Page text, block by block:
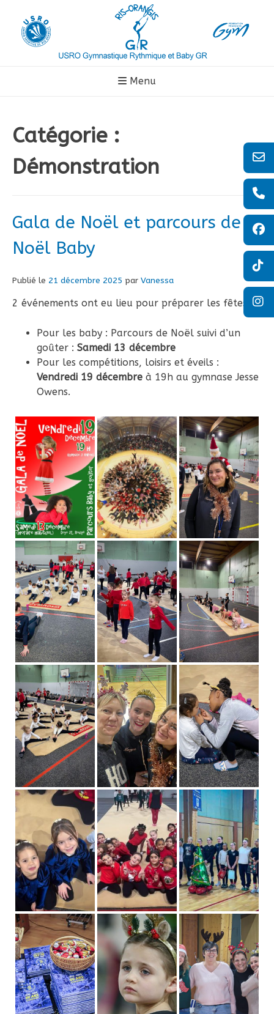
contenu
Menu
Catégorie :
Démonstration
Gala de Noël et parcours de
Noël Baby
Publié le 21 décembre 2025 par Vanessa
2 événements ont eu lieu pour préparer les fêtes :
Pour les baby : Parcours de Noël suivi d’un
goûter : Samedi 13 décembre
Pour les compétitions, loisirs et éveils :
Vendredi 19 décembre à 19h au gymnase Jesse
Owens.